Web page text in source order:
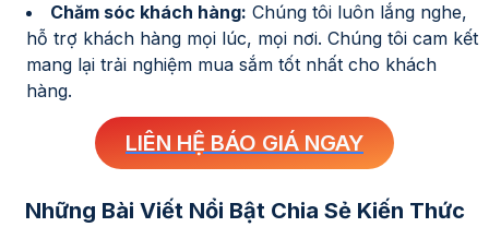
Chăm sóc khách hàng: Chúng tôi luôn lắng nghe,
hỗ trợ khách hàng mọi lúc, mọi nơi. Chúng tôi cam kết
mang lại trải nghiệm mua sắm tốt nhất cho khách
hàng.
LIÊN HỆ BÁO GIÁ NGAY
Những Bài Viết Nổi Bật Chia Sẻ Kiến Thức